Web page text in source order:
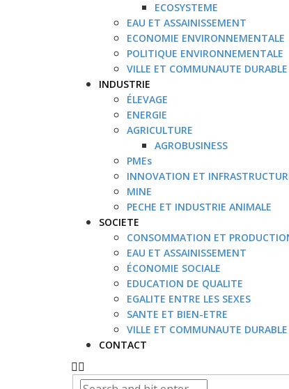
ECOSYSTEME
EAU ET ASSAINISSEMENT
ECONOMIE ENVIRONNEMENTALE
POLITIQUE ENVIRONNEMENTALE
VILLE ET COMMUNAUTE DURABLE
INDUSTRIE
ÉLEVAGE
ENERGIE
AGRICULTURE
AGROBUSINESS
PMEs
INNOVATION ET
MINE
PECHE ET INDUSTRIE ANIMALE
SOCIETE
CONSOMMATION ET
EAU ET ASSAINISSEMENT
ÉCONOMIE SOCIALE
EDUCATION DE QUALITE
EGALITE ENTRE LES SEXES
SANTE ET BIEN-ETRE
VILLE ET COMMUNAUTE DURABLE
CONTACT